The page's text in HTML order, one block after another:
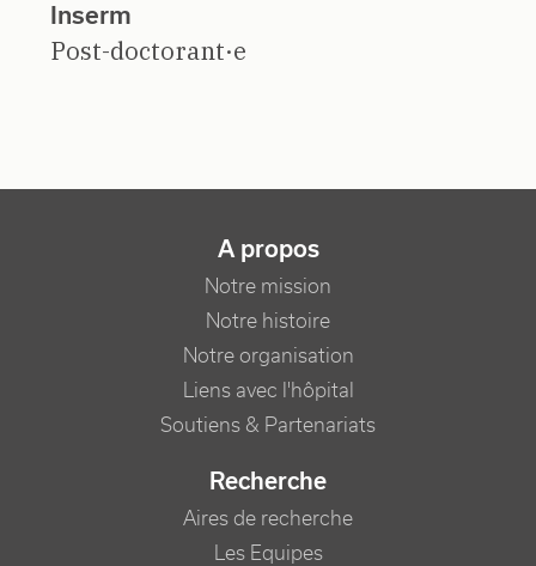
Inserm
Post-doctorant·e
NAVIGATION PRINCIPALE
A propos
Notre mission
Notre histoire
Notre organisation
Liens avec l'hôpital
Soutiens & Partenariats
Recherche
Aires de recherche
Les Equipes